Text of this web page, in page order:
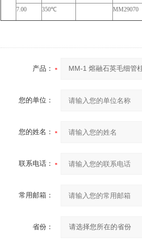
7.00 350℃ MM29070
产品：
您的单位：
您的姓名：
联系电话：
常用邮箱：
省份：